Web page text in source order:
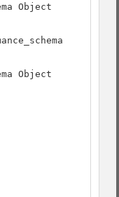
Object
Object